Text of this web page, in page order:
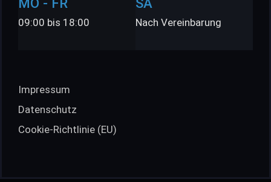
09:00 bis 18:00 Nach Vereinbarung
Impressum
Datenschutz
Cookie-Richtlinie (EU)